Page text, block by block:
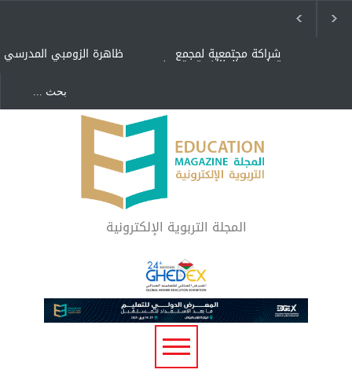
ظاهرة الزومبي المدرسي شراكة مجتمعية لمجمع
تعليمي بالطائف تستهدف
"كنت أنضرب ومافيني إلا
العافية" هل هذا مبرر
لاستمرار أسلوب التربية
المتوارث؟
لماذا تعد برامج توعية الأطفال
بخصوصية الجسد وقاية لا
فضول؟
المجلة التربوية الإلكترونية